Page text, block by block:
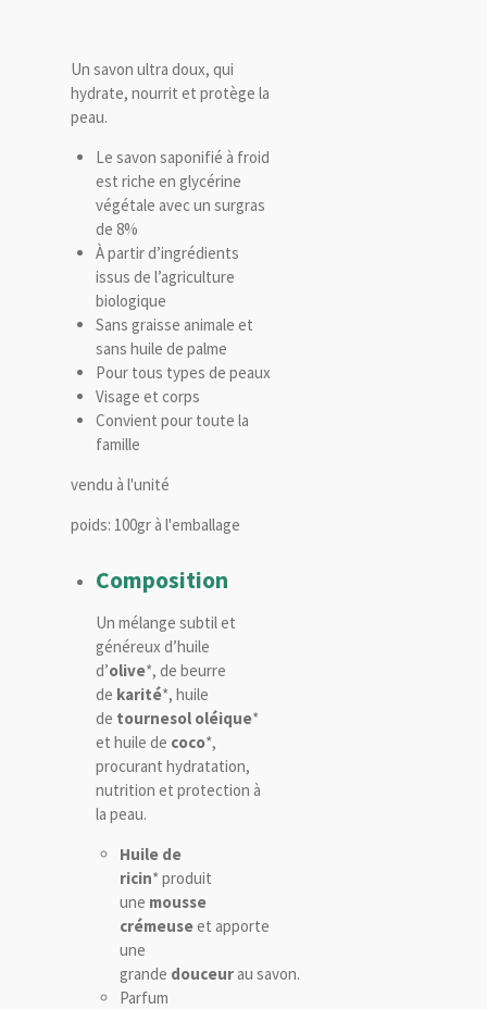
Un savon ultra doux, qui
hydrate, nourrit et protège la
peau.
Le savon saponifié à froid
est riche en glycérine
végétale avec un surgras
de 8%
À partir d’ingrédients
issus de l’agriculture
biologique
Sans graisse animale et
sans huile de palme
Pour tous types de peaux
Visage et corps
Convient pour toute la
famille
vendu à l'unité
poids: 100gr à l'emballage
Composition
Un mélange subtil et
généreux d’huile
d’olive*, de beurre
de karité*, huile
de tournesol oléique*
et huile de coco*,
procurant hydratation,
nutrition et protection à
la peau.
Huile de
ricin* produit
une mousse
crémeuseet apporte
une
grande douceur au savon.
Parfum